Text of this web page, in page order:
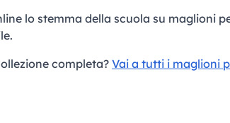
lo stemma della scuola su maglioni
completa? Vai a tutti i maglioni